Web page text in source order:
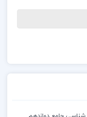
اتفاقاً با اما
این تیراندازی را